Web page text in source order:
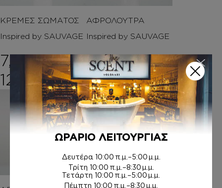
ΚΡΕΜΕΣ ΣΩΜΑΤΟΣ
Inspired by SAUVAGE
7,00€ –
12,00€Price range: 7,00€
ΑΦΡΟΛΟΥΤΡΑ
Inspired by SAUVAGE
6,00€ –
8,00€Price
ΩΡΑΡΙΟ ΛΕΙΤΟΥΡΓΙΑΣ
Δευτέρα 10:00 π.μ.–5:00 μ.μ.
Τρίτη 10:00 π.μ.–8:30 μ.μ.
Τετάρτη 10:00 π.μ.–5:00 μ.μ.
Πέμπτη 10:00 π.μ.–8:30 μ.μ.